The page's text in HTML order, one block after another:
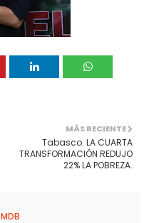
MÁS RECIENTE
Tabasco. LA CUARTA
TRANSFORMACIÓN REDUJO
22% LA POBREZA.
MDB